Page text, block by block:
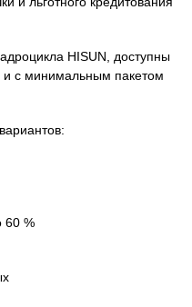
HISUN, доступны
с минимальным пакетом
60 %